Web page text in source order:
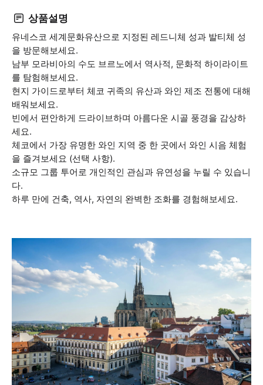
상품설명
유네스코 세계문화유산으로 지정된 레드니체 성과 발티체 성
을 방문해보세요.
남부 모라비아의 수도 브르노에서 역사적, 문화적 하이라이트
를 탐험해보세요.
현지 가이드로부터 체코 귀족의 유산과 와인 제조 전통에 대해
배워보세요.
빈에서 편안하게 드라이브하며 아름다운 시골 풍경을 감상하
세요.
체코에서 가장 유명한 와인 지역 중 한 곳에서 와인 시음 체험
을 즐겨보세요 (선택 사항).
소규모 그룹 투어로 개인적인 관심과 유연성을 누릴 수 있습니
다.
하루 만에 건축, 역사, 자연의 완벽한 조화를 경험해보세요.